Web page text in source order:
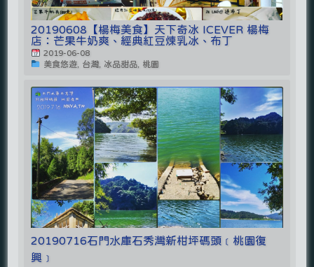
20190608【楊梅美食】天下奇冰 ICEVER 楊梅
店：芒果牛奶爽、經典紅豆煉乳冰、布丁
2019-06-08
美食悠遊, 台灣, 冰品甜品, 桃園
20190716石門水庫石秀灣新柑坪碼頭﹝桃園復
興﹞